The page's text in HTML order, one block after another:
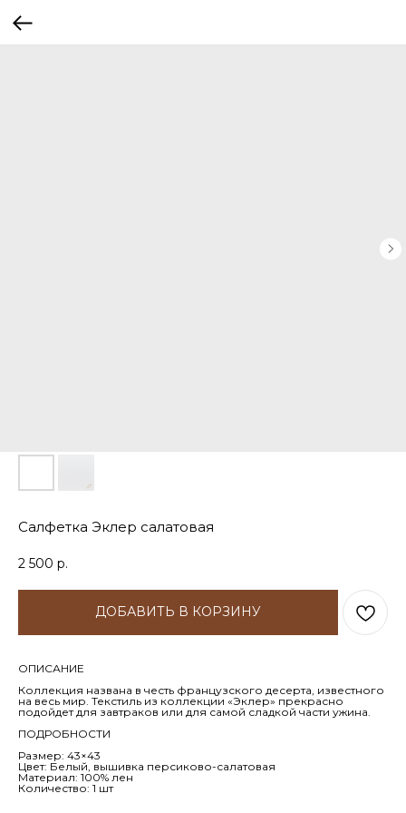
Салфетка Эклер салатовая
2 500 р.
ДОБАВИТЬ В КОРЗИНУ
ОПИСАНИЕ
Коллекция названа в честь французского десерта, известного
на весь мир. Текстиль из коллекции «Эклер» прекрасно
подойдет для завтраков или для самой сладкой части ужина.
ПОДРОБНОСТИ
Размер: 43×43
Цвет: Белый, вышивка персиково-салатовая
Материал: 100% лен
Количество: 1 шт